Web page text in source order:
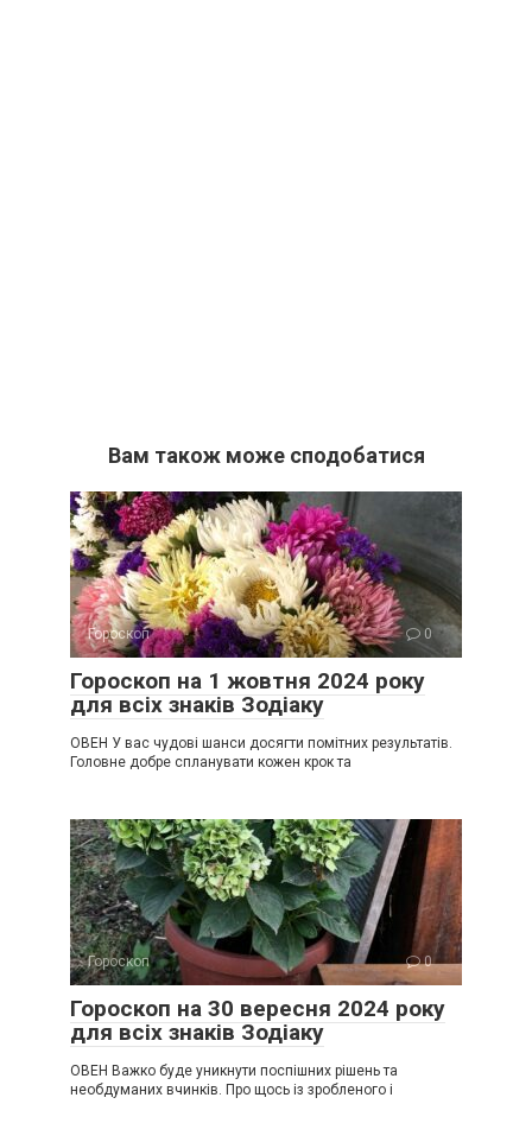
Вам також може сподобатися
Гороскоп 0
Гороскоп на 1 жовтня 2024 року
для всіх знаків Зодіаку
ОВЕН У вас чудові шанси досягти помітних результатів.
Головне добре спланувати кожен крок та
Гороскоп 0
Гороскоп на 30 вересня 2024 року
для всіх знаків Зодіаку
ОВЕН Важко буде уникнути поспішних рішень та
необдуманих вчинків. Про щось із зробленого і